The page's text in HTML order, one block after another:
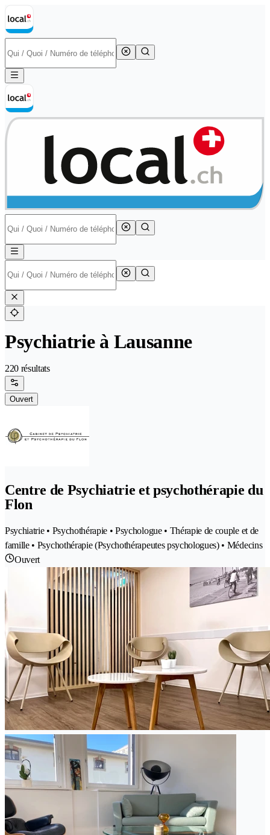
Psychiatrie à Lausanne
220 résultats
Ouvert
Centre de Psychiatrie et psychothérapie du
Flon
Psychiatrie • Psychothérapie • Psychologue • Thérapie de couple et de
famille • Psychothérapie (Psychothérapeutes psychologues) • Médecins
Ouvert